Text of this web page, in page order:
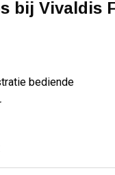
bij Vivaldis
bediende